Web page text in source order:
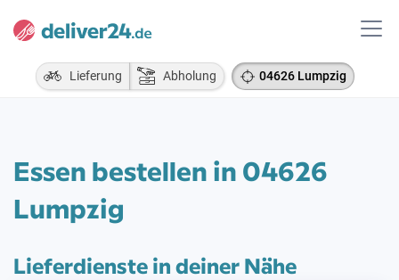
Lieferung Abholung 04626 Lumpzig
Essen bestellen in 04626
Lumpzig
Lieferdienste in deiner Nähe